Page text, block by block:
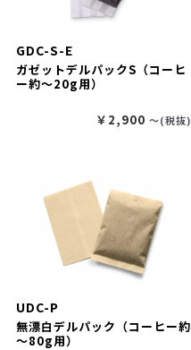
GDC-S-E
ガゼットデルパックS（コーヒ
ー約～20g用）
￥2,900 〜(税抜)
UDC-P
無漂白デルパック（コーヒー約
～80g用）